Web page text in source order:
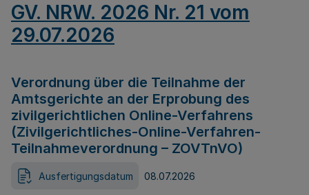
GV. NRW. 2026 Nr. 21 vom
29.07.2026
Verordnung über die Teilnahme der
Amtsgerichte an der Erprobung des
zivilgerichtlichen Online-Verfahrens
(Zivilgerichtliches-Online-Verfahren-
Teilnahmeverordnung – ZOVTnVO)
Ausfertigungsdatum 08.07.2026